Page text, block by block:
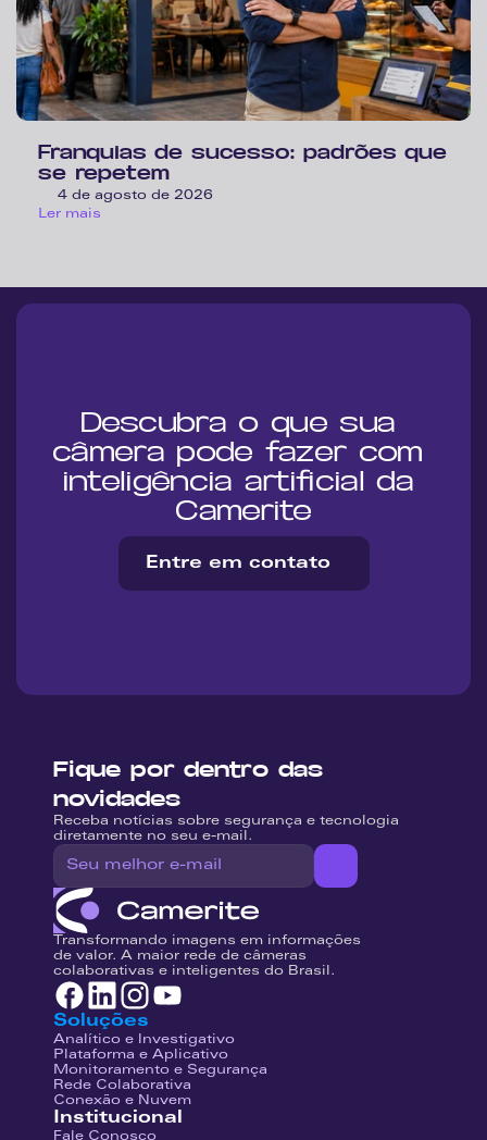
Franquias de sucesso: padrões que
se repetem
4 de agosto de 2026
Ler mais
Descubra o que sua
câmera pode fazer com
inteligência artificial da
Camerite
Entre em contato
Fique por dentro das
novidades
Receba notícias sobre segurança e tecnologia
diretamente no seu e-mail.
Transformando imagens em informações
de valor. A maior rede de câmeras
colaborativas e inteligentes do Brasil.
Soluções
Analítico e Investigativo
Plataforma e Aplicativo
Monitoramento e Segurança
Rede Colaborativa
Conexão e Nuvem
Institucional
Fale Conosco